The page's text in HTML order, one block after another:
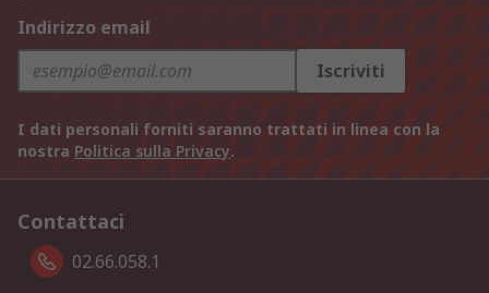
Indirizzo email
Iscriviti
I dati personali forniti saranno trattati in linea con la
nostra Politica sulla Privacy.
Contattaci
02.66.058.1